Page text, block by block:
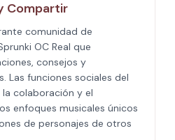
Compartir
comunidad de
OC Real que
consejos y
Las funciones sociales del
colaboración y el
enfoques musicales únicos
de personajes de otros